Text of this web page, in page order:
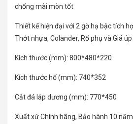
chống mài mòn tốt
Thiết kế hiện đại với 2 gờ hạ bậc tích
Thớt nhựa, Colander, Rổ phụ và Giá
Kích thước (mm): 800*480*220
Kích thước hố (mm): 740*352
Cắt đá lắp dương (mm): 770*450
Xuất xứ Chính hãng, Bảo hành 10